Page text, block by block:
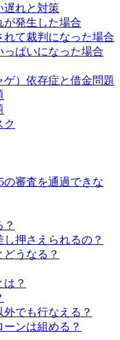
遅れと対策
が発生した場合
て裁判になった場合
っぱいになった場合
）依存症と借金問題
ク
の審査を通過できな
押さえられるの？
うなる？
？
でも行なえる？
ンは組める？